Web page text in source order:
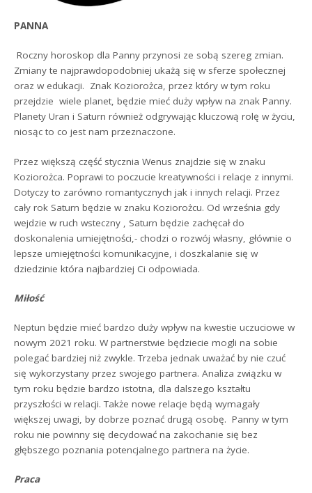
PANNA
Roczny horoskop dla Panny przynosi ze sobą szereg zmian.
Zmiany te najprawdopodobniej ukażą się w sferze społecznej
oraz w edukacji. Znak Koziorożca, przez który w tym roku
przejdzie wiele planet, będzie mieć duży wpływ na znak Panny.
Planety Uran i Saturn również odgrywając kluczową rolę w życiu,
niosąc to co jest nam przeznaczone.
Przez większą część stycznia Wenus znajdzie się w znaku
Koziorożca. Poprawi to poczucie kreatywności i relacje z innymi.
Dotyczy to zarówno romantycznych jak i innych relacji. Przez
cały rok Saturn będzie w znaku Koziorożcu. Od września gdy
wejdzie w ruch wsteczny , Saturn będzie zachęcał do
doskonalenia umiejętności,- chodzi o rozwój własny, głównie o
lepsze umiejętności komunikacyjne, i doszkalanie się w
dziedzinie która najbardziej Ci odpowiada.
Miłość
Neptun będzie mieć bardzo duży wpływ na kwestie uczuciowe w
nowym 2021 roku. W partnerstwie będziecie mogli na sobie
polegać bardziej niż zwykle. Trzeba jednak uważać by nie czuć
się wykorzystany przez swojego partnera. Analiza związku w
tym roku będzie bardzo istotna, dla dalszego kształtu
przyszłości w relacji. Także nowe relacje będą wymagały
większej uwagi, by dobrze poznać drugą osobę. Panny w tym
roku nie powinny się decydować na zakochanie się bez
głębszego poznania potencjalnego partnera na życie.
Praca